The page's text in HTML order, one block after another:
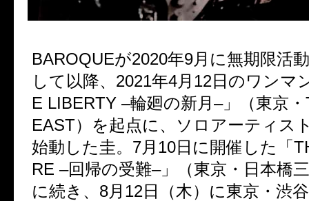
BAROQUEが2020年9月に無期限活
して以降、 2021年4月 12日のワンマ
E LIBERTY –輪廻の新月–」（東京・
EAST）を起点に、ソロアーティス
始動した圭。 7月 10日に開催した「
RE –回帰の受難–」（東京・日本橋
に続き、 8月 12日（木）に東京・渋